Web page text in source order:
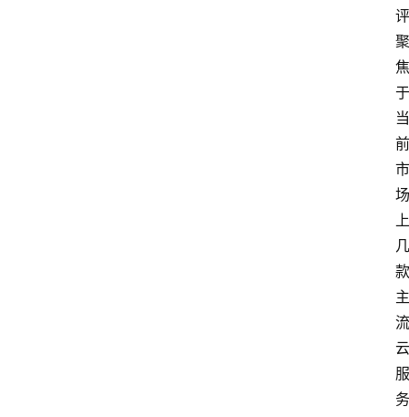
评
聚
焦
于
当
前
市
场
上
几
款
主
流
云
服
务